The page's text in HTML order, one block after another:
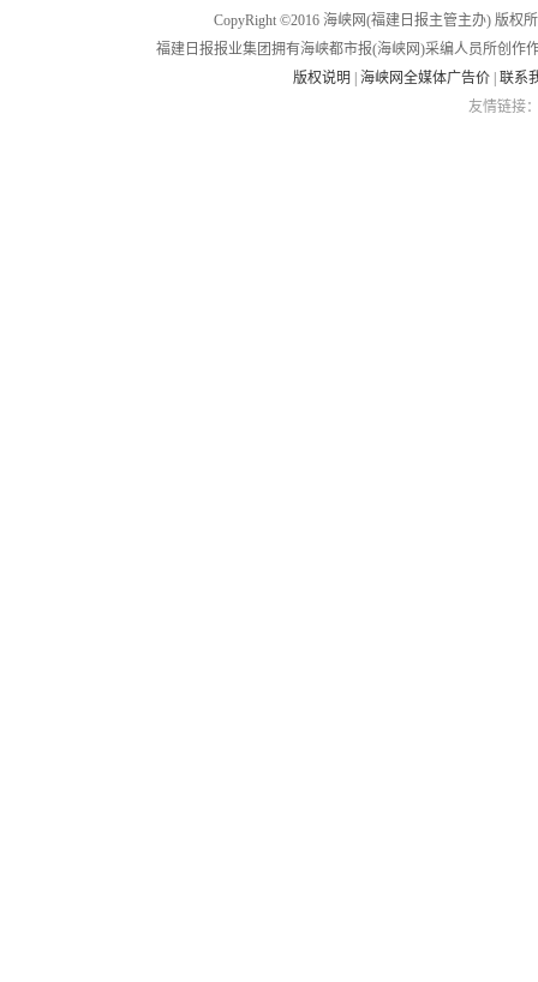
CopyRight ©2016 海峡网(福建日报主管主办) 版权
福建日报报业集团拥有海峡都市报(海峡网)采编人员所创作
版权说明 |海峡网全媒体广告价 |联系
友情链接